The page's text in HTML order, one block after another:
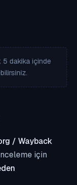
5 dakika içinde
/ Wayback
için